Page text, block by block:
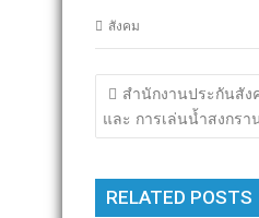
e
b
o
o
k
itt
er
e
สังคม
แนะแนว
เรื่อง
สำนักงานประกันสัง
และ การเล่นน้ำสงกร
RELATED POSTS